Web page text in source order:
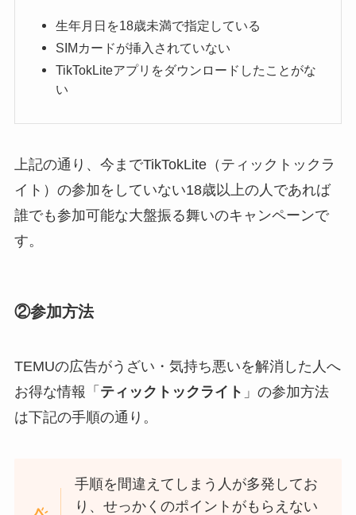
生年月日を18歳未満で指定している
SIMカードが挿入されていない
TikTokLiteアプリをダウンロードしたことがな
い
上記の通り、今までTikTokLite（ティックトックラ
イト）の参加をしていない18歳以上の人であれば
誰でも参加可能な大盤振る舞いのキャンペーンで
す。
②参加方法
TEMUの広告がうざい・気持ち悪いを解消した人へ
お得な情報「 ティックトックライト 」の参加方法
は下記の手順の通り。
手順を間違えてしまう人が多発してお
り、せっかくのポイントがもらえない